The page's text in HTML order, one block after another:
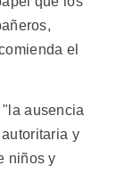
el
ausencia
y
niños y